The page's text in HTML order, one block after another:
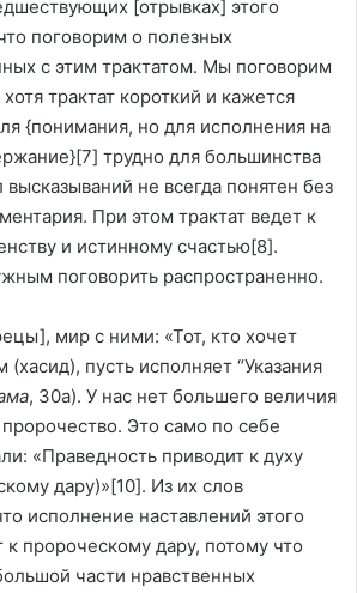
[отрывках] этого
поговорим о полезных
с этим трактатом. Мы поговорим
трактат короткий и кажется
{понимания, но для исполнения на
[7] трудно для большинства
не всегда понятен без
При этом трактат ведет к
и истинному счастью[8].
поговорить распространенно.
мир с ними: «Тот, кто хочет
(хасид), пусть исполняет “Указания
, 30а). У нас нет большего величия
Это само по себе
«Праведность приводит к духу
дару)»[10]. Из их слов
исполнение наставлений этого
к пророческому дару, потому что
части нравственных